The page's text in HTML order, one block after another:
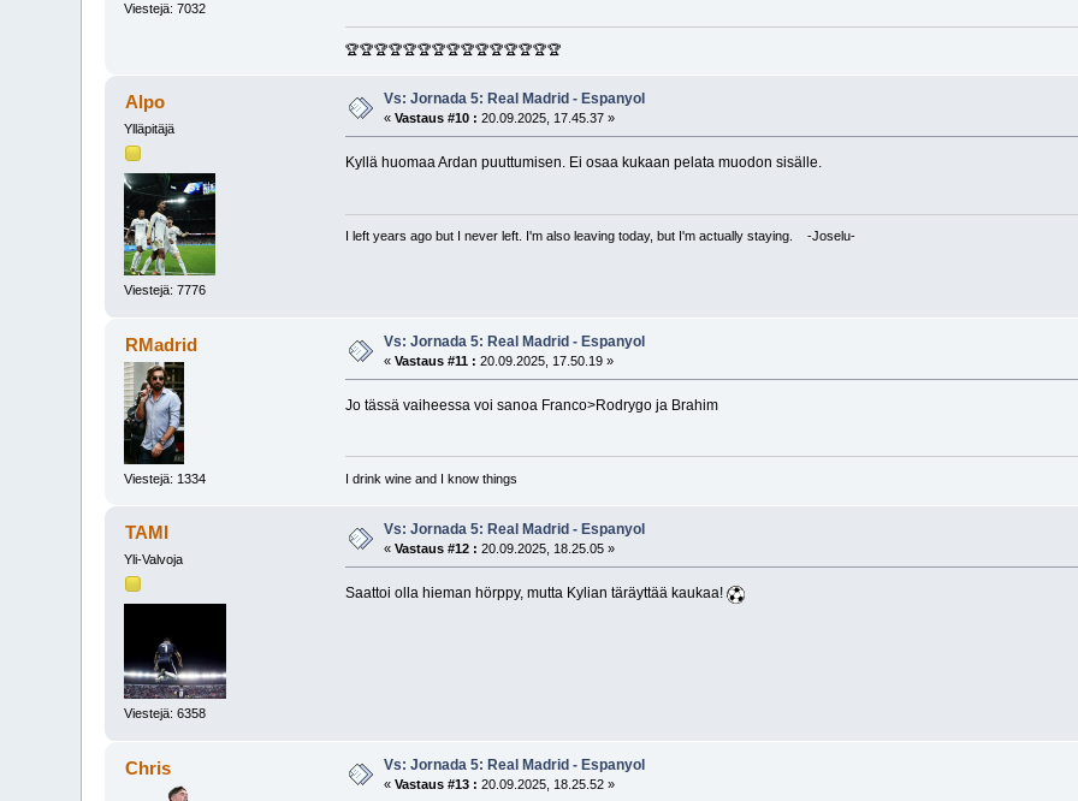
Viestejä: 7032
🏆🏆🏆🏆🏆🏆🏆🏆🏆🏆🏆🏆🏆🏆🏆
Alpo
Ylläpitäjä
Viestejä: 7776
Vs: Jornada 5: Real Madrid - Espanyol
«Vastaus #10 : 20.09.2025, 17.45.37 »
Kyllä huomaa Ardan puuttumisen. Ei osaa kukaan pelata muodon sisälle.
I left years ago but I never left. I'm also leaving today, but I'm actually staying. -Joselu-
RMadrid
Viestejä: 1334
Vs: Jornada 5: Real Madrid - Espanyol
«Vastaus #11 : 20.09.2025, 17.50.19 »
Jo tässä vaiheessa voi sanoa Franco>Rodrygo ja Brahim
I drink wine and I know things
TAMI
Yli-Valvoja
Viestejä: 6358
Vs: Jornada 5: Real Madrid - Espanyol
«Vastaus #12 : 20.09.2025, 18.25.05 »
Saattoi olla hieman hörppy, mutta Kylian täräyttää kaukaa!
Chris Vs: Jornada 5: Real Madrid - Espanyol
«Vastaus #13 : 20.09.2025, 18.25.52 »